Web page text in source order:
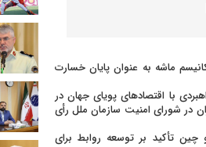
ماشه به عنوان پایان خسارت
با اقتصادهای پویای جهان در
در شورای امنیت سازمان ملل رأی
تأکید بر توسعه روابط برای